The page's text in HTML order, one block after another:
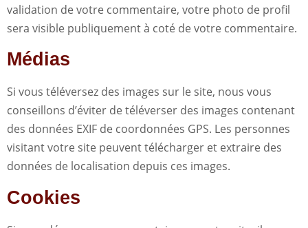
validation de votre commentaire, votre photo de profil
sera visible publiquement à coté de votre commentaire.
Médias
Si vous téléversez des images sur le site, nous vous
conseillons d’éviter de téléverser des images contenant
des données EXIF de coordonnées GPS. Les personnes
visitant votre site peuvent télécharger et extraire des
données de localisation depuis ces images.
Cookies